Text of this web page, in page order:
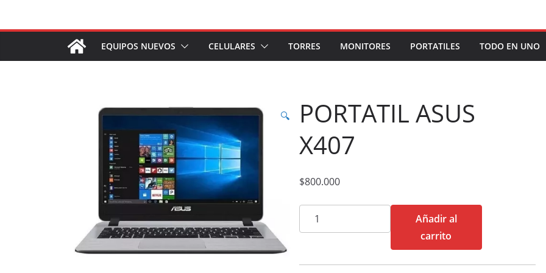
EQUIPOS NUEVOS CELULARES TORRES MONITORES PORTATILES TODO EN UNO
🔍
PORTATIL ASUS
X407
$800.000
PORTATIL
ASUS
cantidad
Añadir al
carrito